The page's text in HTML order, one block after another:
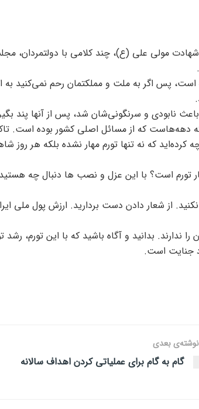
مولی علی (ع)، چند کلامی با دولتمردان،
پس اگر به ملت و مملکتمان رحم نمی‌کنید به
نابودی و سرنگونی‌شان شد، پس از آنها پند
دهه‌هاست که از مسائل اصلی کشور بوده است.
کرده‌اید که نه تنها تورم مهار نشده بلکه هر روز
تورم است؟ با این عزل و نصب ها دنبال چه
نکنید. از شعار دادن دست بردارید. ارزش پول ملی
ندارند. بدانید و آگاه باشید که با این تورم، رشد
جنایت است.
نوشته‌ی بعدی
گام به گام برای عملیاتی کردن اهداف سالانه